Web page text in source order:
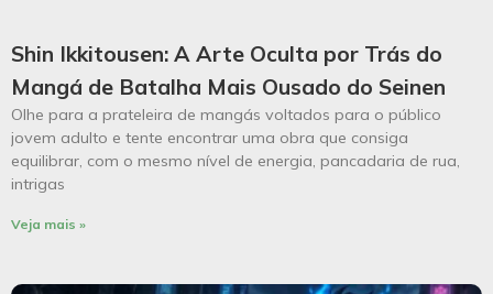
Shin Ikkitousen: A Arte Oculta por Trás do
Mangá de Batalha Mais Ousado do Seinen
Olhe para a prateleira de mangás voltados para o público
jovem adulto e tente encontrar uma obra que consiga
equilibrar, com o mesmo nível de energia, pancadaria de rua,
intrigas
Veja mais »